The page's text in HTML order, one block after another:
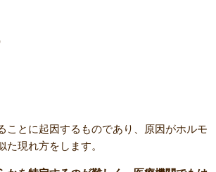
ことに起因するものであり、原因がホルモ
現れ方をします。